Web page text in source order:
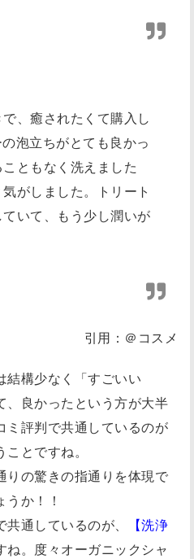
、癒されたくて購入し
泡立ちがとても良かっ
ともなく洗えました
がしました。トリート
いて、もう少し潤いが
引用：＠コスメ
結構少なく「すごいい
、良かったという方が大半
ミ評判で共通しているのが
とですね。
りの驚きの指通りを体現で
か！！
通しているのが、
【洗浄
ね。度々オーガニックシャ